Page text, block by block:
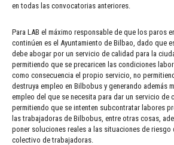
en todas las convocatorias anteriores.
Para LAB el máximo responsable de que los paros
continúen es el Ayuntamiento de Bilbao, dado que
debe abogar por un servicio de calidad para la
permitiendo que se precaricen las condiciones
como consecuencia el propio servicio, no
destruya empleo en Bilbobus y generando además
empleo del que se necesita para dar un servicio de
permitiendo que se intenten subcontratar labores
las trabajadoras de Bilbobus, entre otras cosas,
poner soluciones reales a las situaciones de riesgo
colectivo de trabajadoras.